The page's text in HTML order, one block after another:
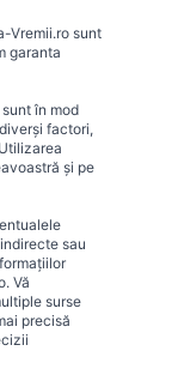
Vremii.ro sunt
garanta
în mod
factori,
și pe
sau
Vă
surse
precisă